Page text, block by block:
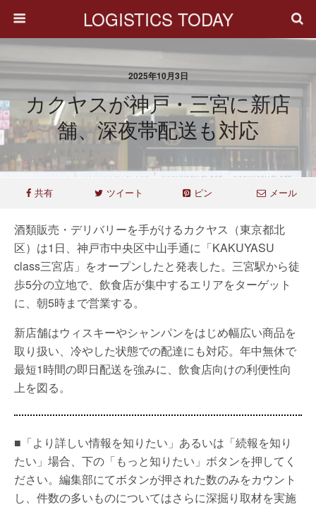
LOGISTICS TODAY
2025年10月3日
カクヤスが神戸・三宮に新店
舗、深夜帯配送も対応
共有 ツイート ピン メール
酒類販売・デリバリーを手がけるカクヤス（東京都北
区）は1日、神戸市中央区中山手通に「KAKUYASU
class三宮店」をオープンしたと発表した。三宮駅から徒
歩5分の立地で、飲食店が集中するエリアをターゲット
に、朝5時まで営業する。
新店舗はウィスキーやシャンパンをはじめ幅広い商品を
取り扱い、冷やした状態での配達にも対応。年中無休で
最短1時間の即日配送を強みに、飲食店向けの利便性向
上を図る。
■「より詳しい情報を知りたい」あるいは「続報を知り
たい」場合、下の「もっと知りたい」ボタンを押してく
ださい。編集部にてボタンが押された数のみをカウント
し、件数の多いものについてはさらに深掘り取材を実施